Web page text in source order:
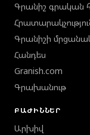
Գրանիշ գրական
Գրանիշի
Հանդես
Granish.com
Գրախանութ
ԲԱԺԻՆՆԵՐ
Արխիվ